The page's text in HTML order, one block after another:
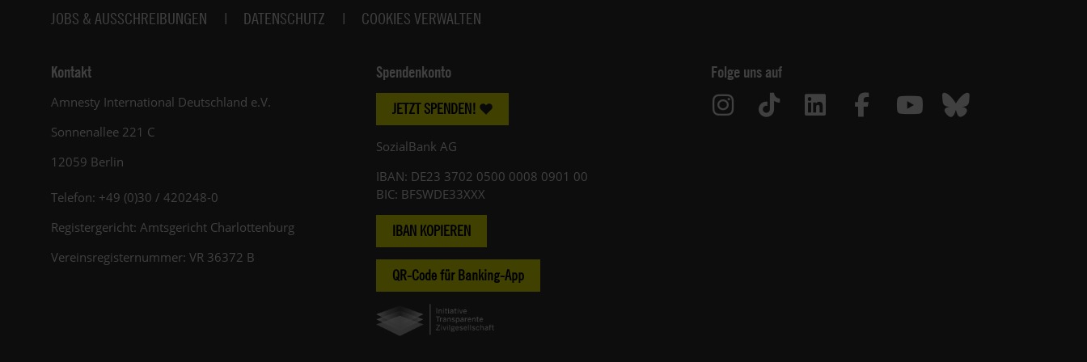
JOBS & AUSSCHREIBUNGEN
DATENSCHUTZ COOKIES VERWALTEN
Kontakt
Amnesty International Deutschland e.V.
Sonnenallee 221 C
12059 Berlin
Telefon: +49 (0)30 / 420248-0
Registergericht: Amtsgericht Charlottenburg
Vereinsregisternummer: VR 36372 B
Spendenkonto
JETZT SPENDEN!
SozialBank AG
IBAN: DE23 3702 0500 0008 0901 00
BIC: BFSWDE33XXX
IBAN KOPIEREN
QR-Code für Banking-App
Folge uns auf